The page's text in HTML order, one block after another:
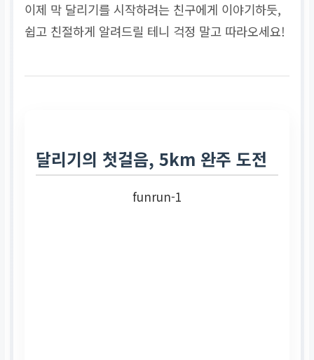
이제 막 달리기를 시작하려는 친구에게 이야기하듯,
쉽고 친절하게 알려드릴 테니 걱정 말고 따라오세요!
달리기의 첫걸음, 5km 완주 도전
funrun-1